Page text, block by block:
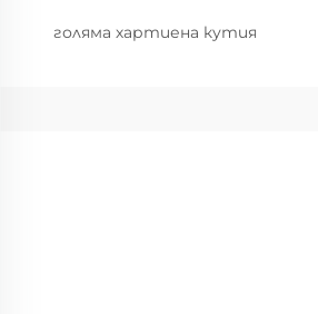
голяма хартиена кутия